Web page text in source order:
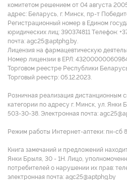
комитетом решением от 04 августа
адрес: Беларусь, г. Минск, пр-т
Регистрационный номер в Едином
юридических лиц: 390374811 Tелефон:
почта: agc25@aptphg.by.
Лицензия на фармацевтическую
Номер лицензии в ЕРЛ:
Торговом реестре Республики
Торговый реестр: 05.12.2023.
Розничная реализация дистанционным
категории по адресу г. Минск, ул. Янки
503-30-38. Электронная почта:
Режим работы Интернет-аптеки: пн-сб
Книга замечаний и предложений
Янки Брыля, 30 - 1Н. Лицо,
потребителей о нарушении их прав:
электронная почта: agc25@aptphg.by